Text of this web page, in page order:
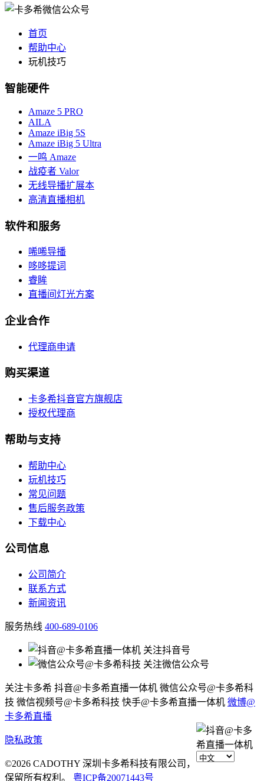
首页
帮助中心
玩机技巧
智能硬件
Amaze 5 PRO
AILA
Amaze iBig 5S
Amaze iBig 5 Ultra
一鸣 Amaze
战疫者 Valor
无线导播扩展本
高清直播相机
软件和服务
唏唏导播
哆哆提词
睿眸
直播间灯光方案
企业合作
代理商申请
购买渠道
卡多希抖音官方旗舰店
授权代理商
帮助与支持
帮助中心
玩机技巧
常见问题
售后服务政策
下载中心
公司信息
公司简介
联系方式
新闻资讯
服务热线 400-689-0106
关注抖音号
关注微信公众号
关注卡多希 抖音@卡多希直播一体机 微信公众号@卡多希科
技 微信视频号@卡多希科技 快手@卡多希直播一体机 微博@
卡多希直播
隐私政策
©2026 CADOTHY 深圳卡多希科技有限公司，
保留所有权利。 粤ICP备20071443号